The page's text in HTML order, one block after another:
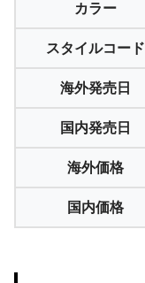
カラー
スタイルコード
海外発売日
国内発売日
海外価格
国内価格